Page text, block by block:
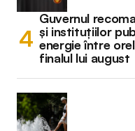
Guvernul
și instituțiilor
energie între
finalul lui august